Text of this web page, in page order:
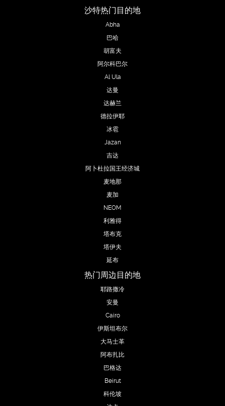
沙特热门目的地
Abha
巴哈
胡富夫
阿尔科巴尔
Al Ula
达曼
达赫兰
德拉伊耶
冰雹
Jazan
吉达
阿卜杜拉国王经济城
麦地那
麦加
NEOM
利雅得
塔布克
塔伊夫
延布
热门周边目的地
耶路撒冷
安曼
Cairo
伊斯坦布尔
大马士革
阿布扎比
巴格达
Beirut
科伦坡